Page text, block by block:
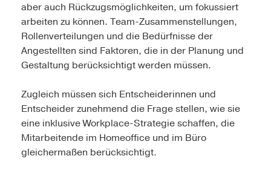
aber auch Rückzugsmöglichkeiten, um fokussiert
arbeiten zu können. Team-Zusammenstellungen,
Rollenverteilungen und die Bedürfnisse der
Angestellten sind Faktoren, die in der Planung und
Gestaltung berücksichtigt werden müssen.
Zugleich müssen sich Entscheiderinnen und
Entscheider zunehmend die Frage stellen, wie sie
eine inklusive Workplace-Strategie schaffen, die
Mitarbeitende im Homeoffice und im Büro
gleichermaßen berücksichtigt.